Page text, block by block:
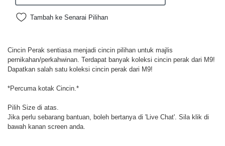
Tambah ke Senarai Pilihan
Cincin Perak sentiasa menjadi cincin pilihan untuk majlis
pernikahan/perkahwinan. Terdapat banyak koleksi cincin perak dari M9!
Dapatkan salah satu koleksi cincin perak dari M9!
*Percuma kotak Cincin.*
Pilih Size di atas.
Jika perlu sebarang bantuan, boleh bertanya di 'Live Chat'. Sila klik di
bawah kanan screen anda.